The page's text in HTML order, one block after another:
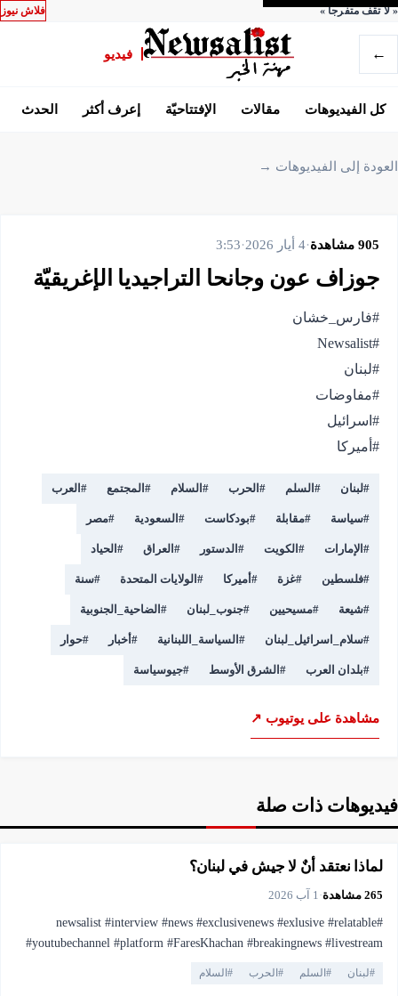
«لا تقف متفرجاً» فلاش نيوز
← فيديو
كل الفيديوهات مقالات الإفتتاحيّة إعرف أكثر الحدث
العودة إلى الفيديوهات →
905 مشاهدة·4 أيار 2026 ·
3:53
جوزاف عون وجانحا التراجيديا الإغريقيّة
#أميركا
#لبنان # السلم # الحرب # السلام # المجتمع # العرب
#سياسة #مقابلة #بودكاست # السعودية #مصر
# الإمارات # الكويت # الدستور # العراق # الحياد
#فلسطين #غزة #أميركا # الولايات المتحدة #سنة
#شيعة #مسيحيين #جنوب_لبنان # الضاحية_الجنوبية
#سلام_اسرائيل_لبنان # السياسة_اللبنانية #أخبار #حوار
#بلدان العرب # الشرق الأوسط #جيوسياسة
مشاهدة على يوتيوب ↗
فيديوهات ذات صلة
6:35
▶فيديو
لماذا نعتقد أنٌ لا جيش في لبنان؟
265 مشاهدة·1 آب 2026
#newsalist #interview #news #exclusivenews #exlusive #relatable
#youtubechannel #platform #FaresKhachan #breakingnews #livestream
#pressfreedom #facts #currentaffairs #trending #lebanonnews
#لبنان # السلم # الحرب # السلام